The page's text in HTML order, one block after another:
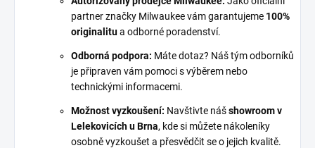
partner značky Milwaukee vám garantujeme 100%
originalitua odborné poradenství.
Odborná podpora: Máte dotaz? Náš tým odborníků
je připraven vám pomoci s výběrem nebo
technickými informacemi.
Možnost vyzkoušení: Navštivte nášshowroom v
Lelekovicích u Brna, kde si můžete nákoleníky
osobně vyzkoušet a přesvědčit se o jejich kvalitě.